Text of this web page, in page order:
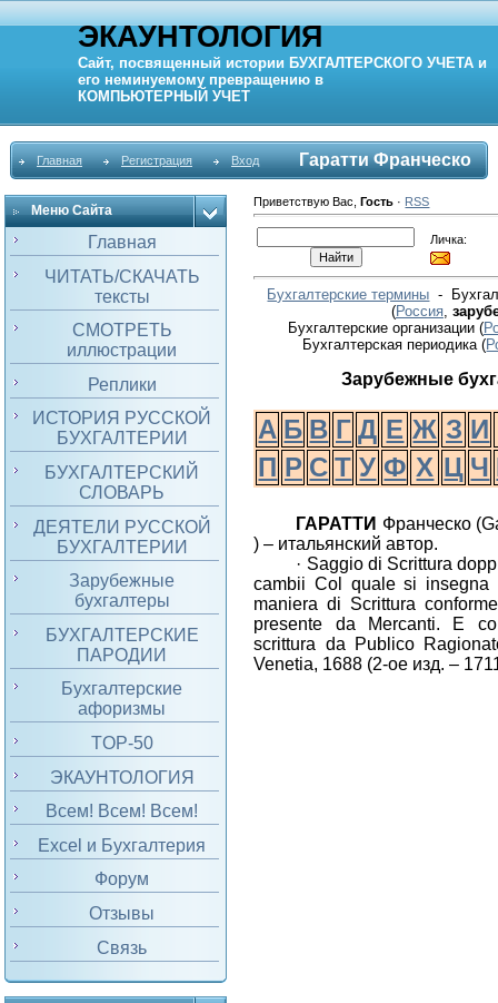
ЭКАУНТОЛОГИЯ
Сайт, посвященный истории БУХГАЛТЕРСКОГО УЧЕТА и
его неминуемому превращению в
КОМПЬЮТЕРНЫЙ УЧЕТ
Главная Регистрация Вход Гаратти Франческо
Меню Сайта
Главная
ЧИТАТЬ/СКАЧАТЬ
тексты
СМОТРЕТЬ
иллюстрации
Реплики
ИСТОРИЯ РУССКОЙ
БУХГАЛТЕРИИ
БУХГАЛТЕРСКИЙ
СЛОВАРЬ
ДЕЯТЕЛИ РУССКОЙ
БУХГАЛТЕРИИ
Зарубежные
бухгалтеры
БУХГАЛТЕРСКИЕ
ПАРОДИИ
Бухгалтерские
афоризмы
TOP-50
ЭКАУНТОЛОГИЯ
Всем! Всем! Всем!
Excel и Бухгалтерия
Форум
Отзывы
Связь
Приветствую Вас ,Гость · RSS
Личка:
Бухгалтерские термины -
(Россия,
Бухгалтерские организации (
Бухгалтерская периодика(
Зарубежные
А Б В Г Д Е Ж З И
П Р С Т У Ф Х Ц Ч
ГАРАТТИ Франческо (
) – итальянский автор.
· Saggio di Scrittura
cambii Col quale si insegna
maniera di Scrittura
presente da Mercanti. E
scrittura da Publico
Venetia, 1688 (2-ое изд. –